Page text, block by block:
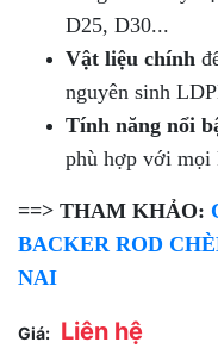
D25, D30...
Vật liệu chính
nguyên sinh
Tính năng nổi
phù hợp với mọi
==> THAM KHẢO:
BACKER ROD
NAI
Giá: Liên hệ